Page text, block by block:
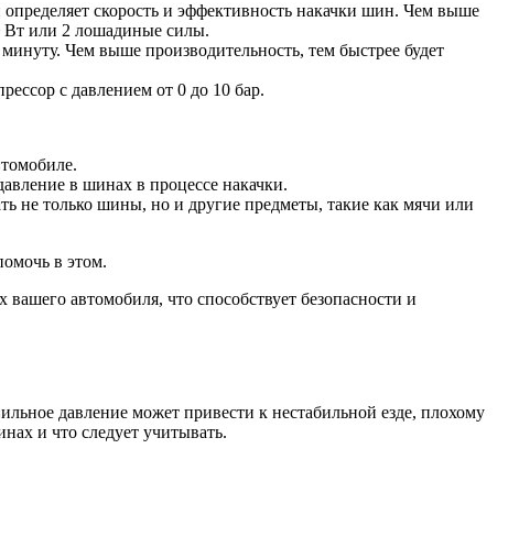
скорость и эффективность накачки шин. Чем выше
Вт или 2 лошадиные силы.
Чем выше производительность, тем быстрее будет
с давлением от 0 до 10 бар.
в шинах в процессе накачки.
не только шины, но и другие предметы, такие как мячи или
в этом.
автомобиля, что способствует безопасности и
давление может привести к нестабильной езде, плохому
и что следует учитывать.